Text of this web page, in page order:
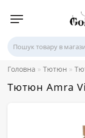
Головна Тютюн
Тютюн Amra